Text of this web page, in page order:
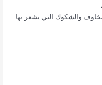
والشكوك التي يشعر بها